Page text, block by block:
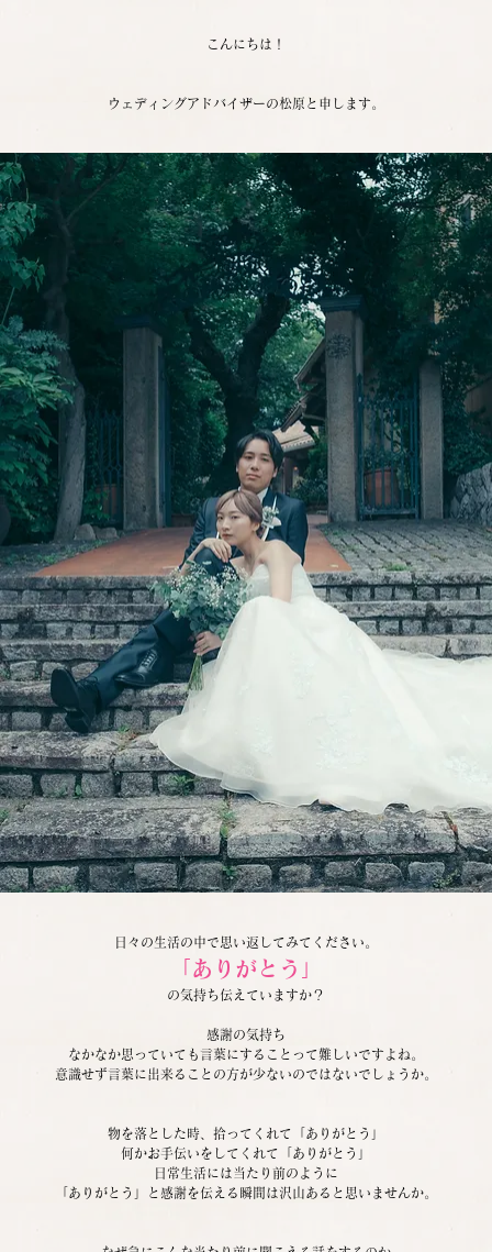
こんにちは！
ウェディングアドバイザーの松原と申します。
日々の生活の中で思い返してみてください。
「ありがとう」
の気持ち伝えていますか？
感謝の気持ち
なかなか思っていても言葉にすることって難しいですよね。
意識せず言葉に出来ることの方が少ないのではないでしょうか。
物を落とした時、拾ってくれて「ありがとう」
何かお手伝いをしてくれて「ありがとう」
日常生活には当たり前のように
「ありがとう」と感謝を伝える瞬間は沢山あると思いませんか。